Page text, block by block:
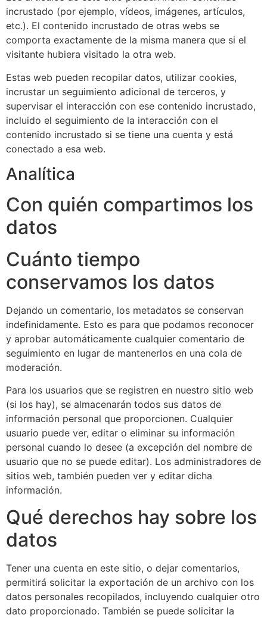
incrustado (por ejemplo, vídeos, imágenes, artículos,
etc.). El contenido incrustado de otras webs se
comporta exactamente de la misma manera que si el
visitante hubiera visitado la otra web.
Estas web pueden recopilar datos, utilizar cookies,
incrustar un seguimiento adicional de terceros, y
supervisar el interacción con ese contenido incrustado,
incluido el seguimiento de la interacción con el
contenido incrustado si se tiene una cuenta y está
conectado a esa web.
Analítica
Con quién compartimos los
datos
Cuánto tiempo
conservamos los datos
Dejando un comentario, los metadatos se conservan
indefinidamente. Esto es para que podamos reconocer
y aprobar automáticamente cualquier comentario de
seguimiento en lugar de mantenerlos en una cola de
moderación.
Para los usuarios que se registren en nuestro sitio web
(si los hay), se almacenarán todos sus datos de
información personal que proporcionen. Cualquier
usuario puede ver, editar o eliminar su información
personal cuando lo desee (a excepción del nombre de
usuario que no se puede editar). Los administradores de
sitios web, también pueden ver y editar dicha
información.
Qué derechos hay sobre los
datos
Tener una cuenta en este sitio, o dejar comentarios,
permitirá solicitar la exportación de un archivo con los
datos personales recopilados, incluyendo cualquier otro
dato proporcionado. También se puede solicitar la